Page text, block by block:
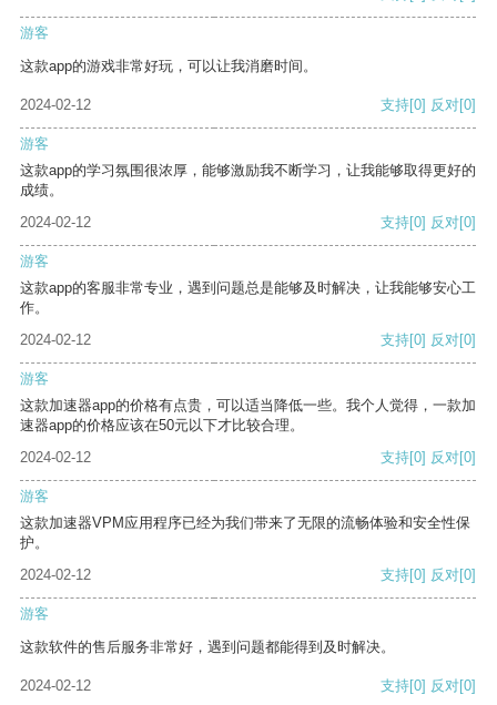
游客
这款app的游戏非常好玩，可以让我消磨时间。
2024-02-12 支持[0] 反对[0]
游客
这款app的学习氛围很浓厚，能够激励我不断学习，让我能够取得更好的
成绩。
2024-02-12
支持[0] 反对[0]
游客
这款app的客服非常专业，遇到问题总是能够及时解决，让我能够安心工
作。
2024-02-12
支持[0] 反对[0]
游客
这款加速器app的价格有点贵，可以适当降低一些。我个人觉得，一款加
速器app的价格应该在50元以下才比较合理。
2024-02-12
支持[0] 反对[0]
游客
这款加速器VPM应用程序已经为我们带来了无限的流畅体验和安全性保
护。
2024-02-12
支持[0] 反对[0]
游客
这款软件的售后服务非常好，遇到问题都能得到及时解决。
2024-02-12 支持[0] 反对[0]